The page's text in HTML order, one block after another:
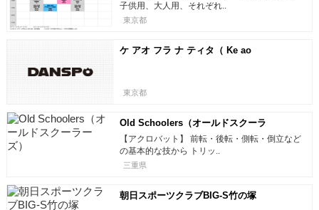
子供用、大人用、それぞれ..
東京都
ケ アオ フラ ナ ティタ（ Ke ao
東京都
Old Schoolers（オールドスクーラ
ーズ）
【アクロバット】 前転・後転・側転・倒立など
の基本的な技から トリッ..
三重県
朝日スポーツクラブBIG-S竹の塚